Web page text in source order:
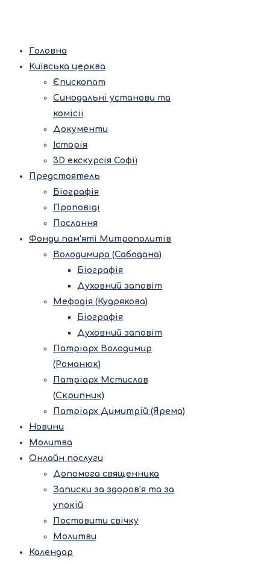
Головна
Київська церква
Єпископат
Синодальні установи та
комісії
Документи
Історія
3D екскурсія Софії
Предстоятель
Біографія
Проповіді
Послання
Фонди пам’яті Митрополитів
Володимира (Сабодана)
Біографія
Духовний заповіт
Мефодія (Кудрякова)
Біографія
Духовний заповіт
Патріарх Володимир
(Романюк)
Патріарх Мстислав
(Скрипник)
Патріарх Димитрій (Ярема)
Новини
Молитва
Онлайн послуги
Допомога священника
Записки за здоров’я та за
упокій
Поставити свічку
Молитви
Календар